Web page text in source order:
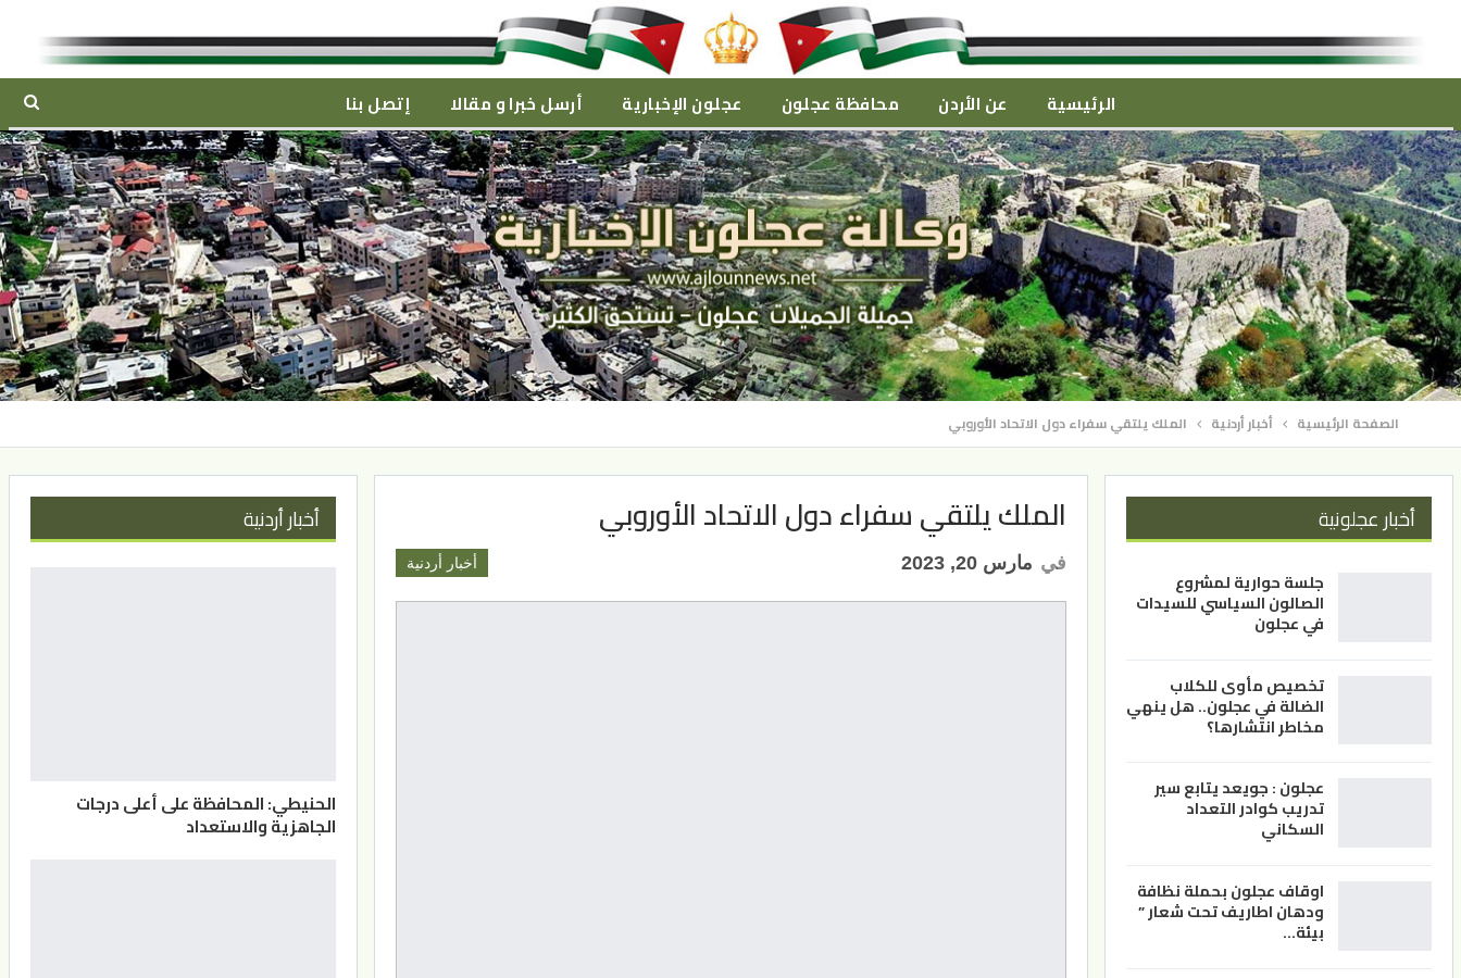
الرئيسية عن الأردن محافظة عجلون عجلون الإخبارية أرسل خبرا و مقالا إتصل بنا
الصفحة الرئيسية أخبار أردنية الملك يلتقي سفراء دول الاتحاد الأوروبي
الملك يلتقي سفراء دول الاتحاد الأوروبي
أخبار أردنية في مارس 20, 2023
أخبار عجلونية
جلسة حوارية لمشروع
الصالون السياسي للسيدات
في عجلون
تخصيص مأوى للكلاب
الضالة في عجلون.. هل ينهي
مخاطر انتشارها؟
عجلون : جويعد يتابع سير
تدريب كوادر التعداد
السكاني
اوقاف عجلون بحملة نظافة
ودهان اطاريف تحت شعار ”
بيئة…
أخبار أردنية
الحنيطي: المحافظة على أعلى درجات
الجاهزية والاستعداد